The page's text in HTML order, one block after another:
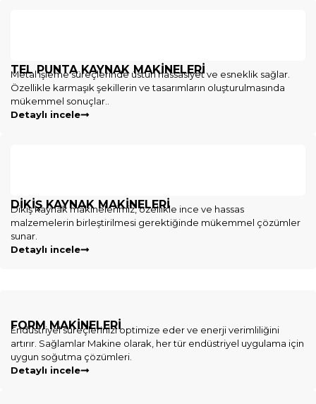
TEL PUNTA KAYNAK MAKİNELERİ
Metal işleme süreçlerinde üstün hassasiyet ve esneklik sağlar.
Özellikle karmaşık şekillerin ve tasarımların oluşturulmasında
mükemmel sonuçlar..
Detaylı incele
DIKIŞ KAYNAK MAKINELERI
Dikiş kaynak makinelerimiz, özellikle ince ve hassas
malzemelerin birleştirilmesi gerektiğinde mükemmel çözümler
sunar.
Detaylı incele
FORM MAKINELERI
Endüstriyel süreçlerinizi optimize eder ve enerji verimliliğini
artırır. Sağlamlar Makine olarak, her tür endüstriyel uygulama için
uygun soğutma çözümleri.
Detaylı incele